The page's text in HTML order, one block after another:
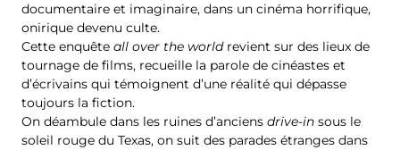
documentaire et imaginaire, dans un cinéma horrifique,
onirique devenu culte.
Cette enquête all over the worldrevient sur des lieux de
tournage de films, recueille la parole de cinéastes et
d’écrivains qui témoignent d’une réalité qui dépasse
toujours la fiction.
On déambule dans les ruines d’anciens drive-in sous le
soleil rouge du Texas, on suit des parades étranges dans